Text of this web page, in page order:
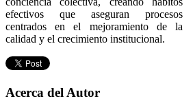
efectivos que aseguran procesos
centrados en el mejoramiento de la
calidad y el crecimiento institucional.
Acerca del Autor